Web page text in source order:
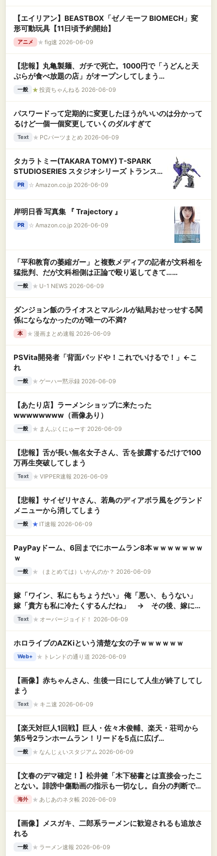
【エイリアン】BEASTBOX「ゼノモーフ BIOMECH」変
形可動玩具【11日頃予約開始】
アニメ ★ fig速 2026-06-09
【悲報】丸亀製麺、ガチで死亡。1000円で「うどんと天
ぷらが食べ放題の店」がオープンしてしまう
wywywywyw
一般 ★ 投資ちゃんねる 2026-06-09
パスワードって定期的に変更したほうがいいのは分かって
るけど一個一個変更していくのダルすぎて
Text ★ PCパーツまとめ 2026-06-09
タカラトミー(TAKARA TOMY) T-SPARK
STUDIOSERIES スタジオシリーズ トランスフ
ォーマー TS-34 アストロトレイン 可動フィギ
ュア
PR ☆ Amazon.co.jp 2026-06-09
岸明日香 写真集 『 Trajectory 』
PR ☆ Amazon.co.jp 2026-06-09
「平和教育の萎縮ガー」と複数メディアの記者が文科相を
猛批判、だが文科相側は正論で殴り返してきて……
一般 ★ U-1 NEWS 2026-06-09
ダンジョン飯のライオスとマルシルが結局おせっせする関
係にならなかったのが唯一の不満?
本 ★ 漫画まとめ速報 2026-06-09
PSVita開発者「背面パッドや！これでいけるで！」←こ
れ
一般 ★ ゲーハー黙示録 2026-06-09
【あたり店】ラーメンショップに来たった
wwwwwwww（画像あり）
一般 ★ まんぷくにゅーす 2026-06-09
【悲報】舌が長い無名女子さん、舌を披露するだけで100
万再生突破してしまう
Text ★ VIPPER速報 2026-06-09
【悲報】サイゼリヤさん、若鳥のディアボラ風をグランド
メニューから消してしまう
一般 ★ IT速報 2026-06-09
PayPayドーム、6回までにホームラン8本ｗｗｗｗｗｗｗ
ｗ
一般 ★ （まとめては）いかんのか？ 2026-06-09
嫁「ワイン、私にもちょうだい」 俺「悪い、もうない」
嫁「貴方も私に冷たくするんだね」 → その後、嫁に会
ったのは弁護士と一緒に１度きり。血眼で俺の行方を探し
Text ★ オーバージョイド！ 2026-06-09
ホロライブのAZKiという清楚な女の子ｗｗｗｗｗｗ
Web+ ★ トレンドの通り道 2026-06-09
【画像】赤ちゃんさん、生後一日にして人生が終了してし
まう
Text ★ キニ速 2026-06-09
【楽天対巨人1回戦】巨人・佐々木俊輔、楽天・荘司から
第5号2ランホームラン！リードを5点に広げ
る！！！！！！！！！！！！！！！！！
一般 ★ なんじぇいスタジアム 2026-06-09
【文春のデマ確定！】松井健「木下秘書とは直接会ったこ
とない。誹謗中傷動画の指示も一切なし。自分の判断で作
った」
海外 ★ あじあのネタ帳 2026-06-09
【画像】メスガキ、二郎系ラーメンに歓迎されるも追放さ
れる
一般 ★ ラーメン速報 2026-06-09